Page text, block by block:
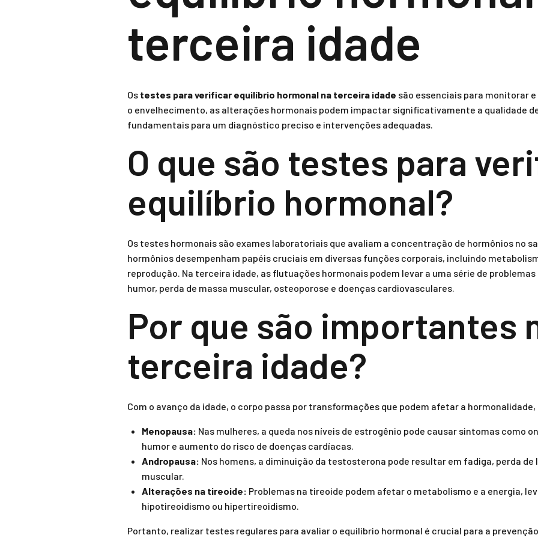
terceira idade
Os testes para verificar equilíbrio hormonal na terceira idade são essenciais para monitorar
o envelhecimento, as alterações hormonais podem impactar significativamente a qualidade
fundamentais para um diagnóstico preciso e intervenções adequadas.
O que são testes para
equilíbrio hormonal?
Os testes hormonais são exames laboratoriais que avaliam a concentração de hormônios no
hormônios desempenham papéis cruciais em diversas funções corporais, incluindo
reprodução. Na terceira idade, as flutuações hormonais podem levar a uma série de
humor, perda de massa muscular, osteoporose e doenças cardiovasculares.
Por que são importantes
terceira idade?
Com o avanço da idade, o corpo passa por transformações que podem afetar a
Menopausa: Nas mulheres, a queda nos níveis de estrogênio pode causar sintomas como
humor e aumento do risco de doenças cardíacas.
Andropausa: Nos homens, a diminuição da testosterona pode resultar em fadiga, perda de
muscular.
Alterações na tireoide: Problemas na tireoide podem afetar o metabolismo e a energia,
hipotireoidismo ou hipertireoidismo.
Portanto, realizar testes regulares para avaliar o equilíbrio hormonal é crucial para a